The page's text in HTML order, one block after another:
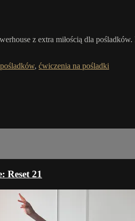
z extra miłością dla
, ćwiczenia na pośladki
Reset 21